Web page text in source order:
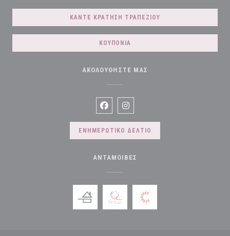
ΚΆΝΤΕ ΚΡΆΤΗΣΗ ΤΡΑΠΕΖΙΟΎ
ΚΟΥΠΌΝΙΑ
ΑΚΟΛΟΥΘΉΣΤΕ ΜΑΣ
Facebook ((ανοίγει σε νέο
Instagram ((ανοίγει σε νέο
ΕΝΗΜΕΡΩΤΙΚΌ ΔΕΛΤΊΟ
ΑΝΤΑΜΟΙΒΈΣ